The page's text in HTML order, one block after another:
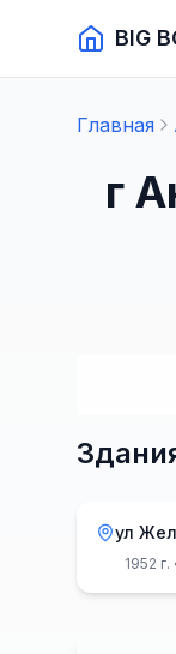
BIG
Главная
г
ул
1952 г.